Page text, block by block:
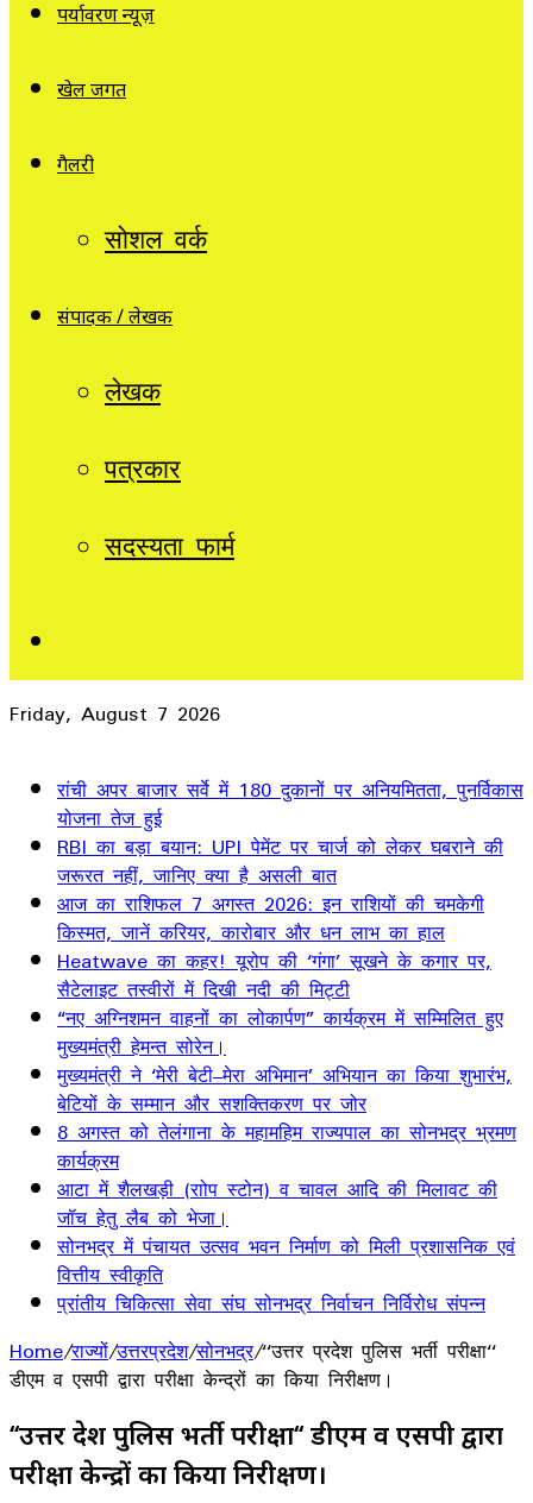
पर्यावरण न्यूज़
खेल जगत
गैलरी
सोशल वर्क
संपादक / लेखक
लेखक
पत्रकार
सदस्यता फार्म
Friday, August 7 2026
रांची अपर बाजार सर्वे में 180 दुकानों पर अनियमितता, पुनर्विकास
योजना तेज हुई
RBI का बड़ा बयान: UPI पेमेंट पर चार्ज को लेकर घबराने की
जरूरत नहीं, जानिए क्या है असली बात
आज का राशिफल 7 अगस्त 2026: इन राशियों की चमकेगी
किस्मत, जानें करियर, कारोबार और धन लाभ का हाल
Heatwave का कहर! यूरोप की ‘गंगा’ सूखने के कगार पर,
सैटेलाइट तस्वीरों में दिखी नदी की मिट्टी
“नए अग्निशमन वाहनों का लोकार्पण” कार्यक्रम में सम्मिलित हुए
मुख्यमंत्री हेमन्त सोरेन।
मुख्यमंत्री ने ‘मेरी बेटी–मेरा अभिमान’ अभियान का किया शुभारंभ,
बेटियों के सम्मान और सशक्तिकरण पर जोर
8 अगस्त को तेलंगाना के महामहिम राज्यपाल का सोनभद्र भ्रमण
कार्यक्रम
आटा में शैलखड़ी (राोप स्टोन) व चावल आदि की मिलावट की
जॉच हेतु लैब को भेजा।
सोनभद्र में पंचायत उत्सव भवन निर्माण को मिली प्रशासनिक एवं
वित्तीय स्वीकृति
प्रांतीय चिकित्सा सेवा संघ सोनभद्र निर्वाचन निर्विरोध संपन्न
Home/राज्यों/उत्तरप्रदेश/सोनभद्र/‘‘उत्तर प्रदेश पुलिस भर्ती परीक्षा‘‘
डीएम व एसपी द्वारा परीक्षा केन्द्रों का किया निरीक्षण।
‘‘उत्तर प्रदेश पुलिस भर्ती परीक्षा‘‘ डीएम व एसपी द्वारा
परीक्षा केन्द्रों का किया निरीक्षण।